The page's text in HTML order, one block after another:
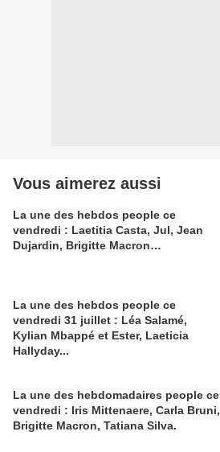
Vous aimerez aussi
La une des hebdos people ce
vendredi : Laetitia Casta, Jul, Jean
Dujardin, Brigitte Macron…
La une des hebdos people ce
vendredi 31 juillet : Léa Salamé,
Kylian Mbappé et Ester, Laeticia
Hallyday...
La une des hebdomadaires people ce
vendredi : Iris Mittenaere, Carla Bruni,
Brigitte Macron, Tatiana Silva.